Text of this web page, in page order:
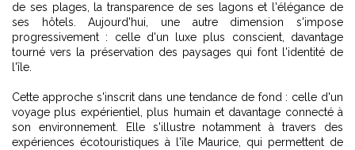
de ses plages, la transparence de ses lagons et l'élégance de
ses hôtels. Aujourd'hui, une autre dimension s'impose
progressivement : celle d'un luxe plus conscient, davantage
tourné vers la préservation des paysages qui font l'identité de
l'île.
Cette approche s'inscrit dans une tendance de fond : celle d'un
voyage plus expérientiel, plus humain et davantage connecté à
son environnement. Elle s'illustre notamment à travers des
expériences écotouristiques à l'île Maurice , qui permettent de